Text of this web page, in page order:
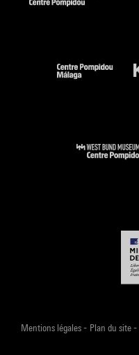
Mentions légales- Plan du site-